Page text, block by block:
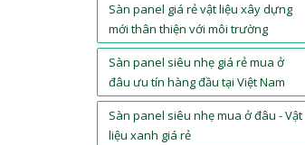
Sàn panel giá rẻ vật liệu xây dựng
mới thân thiện với môi trường
Sàn panel siêu nhẹ giá rẻ mua ở
đâu ưu tín hàng đầu tại Việt Nam
Sàn panel siêu nhẹ mua ở đâu - Vật
liệu xanh giá rẻ